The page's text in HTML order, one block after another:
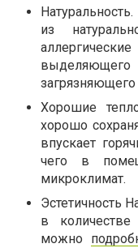
из
Хорошие
хорошо
впускает
чего в
микроклимат.
Эстетичность
в
можно